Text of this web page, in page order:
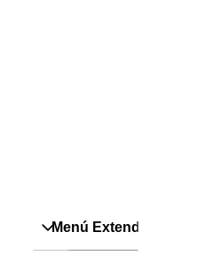
Menú Extendido